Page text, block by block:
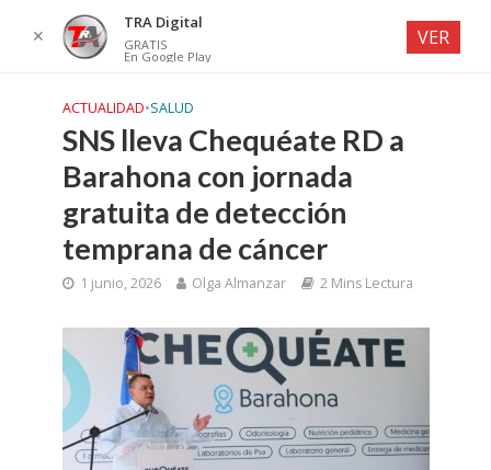
ACTUALIDAD•SALUD
SNS lleva Chequéate RD a
Barahona con jornada
gratuita de detección
temprana de cáncer
1 junio, 2026 Olga Almanzar 2 Mins Lectura
✕
TRA Digital
GRATIS
En Google Play
VER